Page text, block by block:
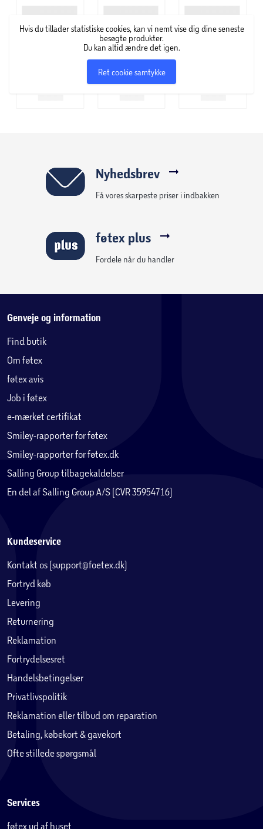
Hvis du tillader statistiske cookies, kan vi nemt vise dig dine seneste
besøgte produkter.
Du kan altid ændre det igen.
Ret cookie samtykke
Nyhedsbrev
Få vores skarpeste priser i indbakken
føtex plus
Fordele når du handler
Genveje og information
Find butik
Om føtex
føtex avis
Job i føtex
e-mærket certifikat
Smiley-rapporter for føtex
Smiley-rapporter for føtex.dk
Salling Group tilbagekaldelser
En del af Salling Group A/S (CVR 35954716)
Kundeservice
Kontakt os (support@foetex.dk)
Fortryd køb
Levering
Returnering
Reklamation
Fortrydelsesret
Handelsbetingelser
Privatlivspolitik
Reklamation eller tilbud om reparation
Betaling, købekort & gavekort
Ofte stillede spørgsmål
Services
føtex ud af huset